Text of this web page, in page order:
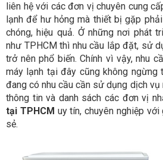
liên hệ với các đơn vị chuyên cung
lạnh để hư hỏng mà thiết bị gặp
chóng, hiệu quả. Ở những nơi phát
như TPHCM thì nhu cầu lắp đặt, sử
trở nên phổ biến. Chính vì vậy, nhu
máy lạnh tại đây cũng không ngừng
đang có nhu cầu cần sử dụng dịch vụ
thông tin và danh sách các đơn vị
tại TPHCM uy tín, chuyên nghiệp
sẻ.